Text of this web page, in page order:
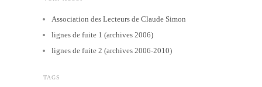
Association des Lecteurs de Claude Simon
lignes de fuite 1 (archives 2006)
lignes de fuite 2 (archives 2006-2010)
TAGS